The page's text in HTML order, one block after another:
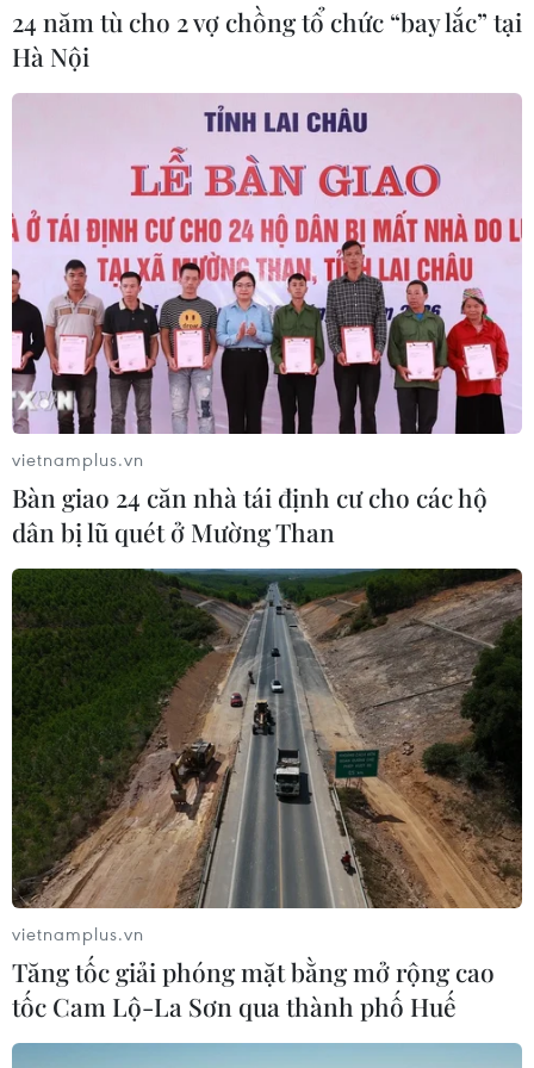
Phố Wall lập kỷ lục mới nhờ đà tăng
của nhóm cổ phiếu AI
Tỷ phú Jeff Bezos bán 15 triệu cổ
phiếu Amazon trị giá hơn 4 tỷ USD
04/08/2026 23:29
Phố Wall lập đỉnh lịch sử khi giá dầu
lao dốc mạnh
04/08/2026 00:59
Thị trường chứng khoán thế giới:
Nhà đầu tư chấp chới
03/08/2026 14:35
VN-Index tăng hơn 27 điểm, khối
ngoại mua ròng trở lại hơn 1.000 tỷ
đồng
03/08/2026 09:32
Cổ phiếu công nghệ giảm sâu: Định
giá lại hay cơ hội tích lũy?
03/08/2026 08:45
24 năm tù cho 2 vợ chồng tổ chức “bay lắc” tại
Hà Nội
vietnamplus.vn
Bàn giao 24 căn nhà tái định cư cho các hộ
dân bị lũ quét ở Mường Than
vietnamplus.vn
Tăng tốc giải phóng mặt bằng mở rộng cao
tốc Cam Lộ-La Sơn qua thành phố Huế